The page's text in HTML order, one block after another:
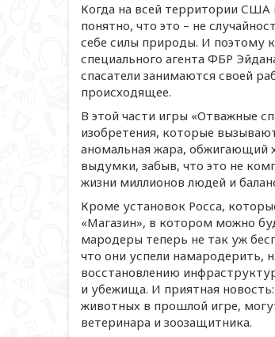
Когда на всей территории США
понятно, что это – не
себе силы природы. И поэтому
специального агента ФБР
спасатели занимаются своей
происходящее.
В этой части игры «Отважные
изобретения, которые
аномальная жара, обжигающий
выдумки, забыв, что это не
жизни миллионов людей и
Кроме установок Росса,
«Магазин», в котором можно
мародеры теперь не так уж
что они успели намародерить,
восстановлению
и убежища. И приятная
животных в прошлой игре,
ветеринара и зоозащитника.